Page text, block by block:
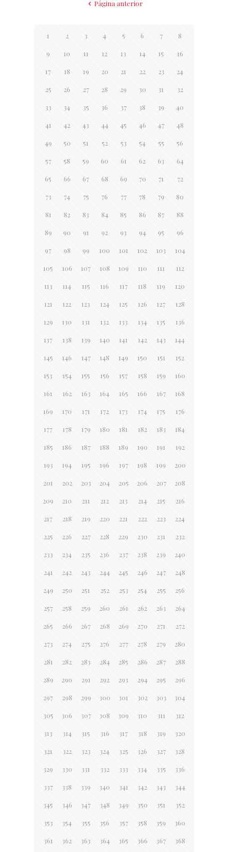
Página anterior
1 2 3 4 5 6 7 8
9 10 11 12 13 14 15 16
17 18 19 20 21 22 23 24
25 26 27 28 29 30 31 32
33 34 35 36 37 38 39 40
41 42 43 44 45 46 47 48
49 50 51 52 53 54 55 56
57 58 59 60 61 62 63 64
65 66 67 68 69 70 71 72
73 74 75 76 77 78 79 80
81 82 83 84 85 86 87 88
89 90 91 92 93 94 95 96
97 98 99 100 101 102 103 104
105 106 107 108 109 110 111 112
113 114 115 116 117 118 119 120
121 122 123 124 125 126 127 128
129 130 131 132 133 134 135 136
137 138 139 140 141 142 143 144
145 146 147 148 149 150 151 152
153 154 155 156 157 158 159 160
161 162 163 164 165 166 167 168
169 170 171 172 173 174 175 176
177 178 179 180 181 182 183 184
185 186 187 188 189 190 191 192
193 194 195 196 197 198 199 200
201 202 203 204 205 206 207 208
209 210 211 212 213 214 215 216
217 218 219 220 221 222 223 224
225 226 227 228 229 230 231 232
233 234 235 236 237 238 239 240
241 242 243 244 245 246 247 248
249 250 251 252 253 254 255 256
257 258 259 260 261 262 263 264
265 266 267 268 269 270 271 272
273 274 275 276 277 278 279 280
281 282 283 284 285 286 287 288
289 290 291 292 293 294 295 296
297 298 299 300 301 302 303 304
305 306 307 308 309 310 311 312
313 314 315 316 317 318 319 320
321 322 323 324 325 326 327 328
329 330 331 332 333 334 335 336
337 338 339 340 341 342 343 344
345 346 347 348 349 350 351 352
353 354 355 356 357 358 359 360
361 362 363 364 365 366 367 368